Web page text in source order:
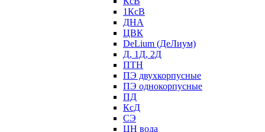
1КсВ
ДНА
ЦВК
DeLium (ДеЛиум)
Д, 1Д, 2Д
ПТН
ПЭ двухкорпусные
ПЭ однокорпусные
ПД
КсД
СЭ
ЦН вода